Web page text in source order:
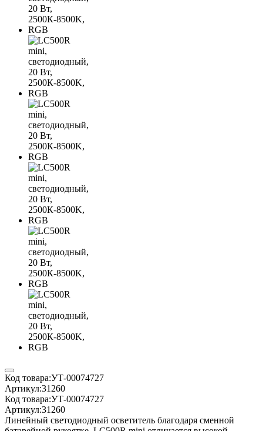
Код товара:УТ-00074727
Артикул:31260
Код товара:УТ-00074727
Артикул:31260
Линейный светодиодный осветитель благодаря сменной